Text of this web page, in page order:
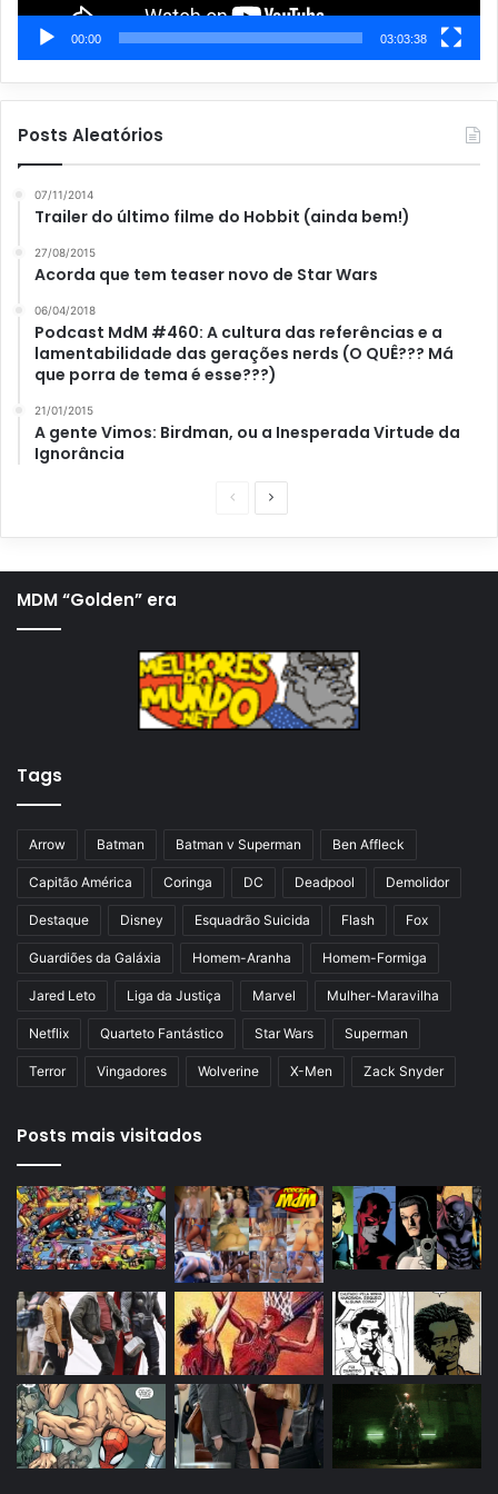
00:00 03:03:38
Posts Aleatórios
07/11/2014
Trailer do último filme do Hobbit (ainda bem!)
27/08/2015
Acorda que tem teaser novo de Star Wars
06/04/2018
Podcast MdM #460: A cultura das referências e a
lamentabilidade das gerações nerds (O QUÊ??? Má
que porra de tema é esse???)
21/01/2015
A gente Vimos: Birdman, ou a Inesperada Virtude da
Ignorância
a
a
n
m
a
p
n
MDM “Golden” era
Tags
Arrow Batman Batman v Superman Ben Affleck
Capitão América Coringa DC Deadpool Demolidor
Destaque Disney Esquadrão Suicida Flash Fox
Guardiões da Galáxia Homem-Aranha Homem-Formiga
Jared Leto Liga da Justiça Marvel Mulher-Maravilha
Netflix Quarteto Fantástico Star Wars Superman
Terror Vingadores Wolverine X-Men Zack Snyder
Posts mais visitados